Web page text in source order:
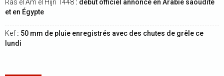
Ras el Am el Hijri 1448 : début officiel annoncé en Arabie saoudite
et en Égypte
Kef : 50 mm de pluie enregistrés avec des chutes de grêle ce
lundi